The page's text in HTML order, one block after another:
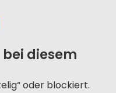
diesem
oder blockiert.